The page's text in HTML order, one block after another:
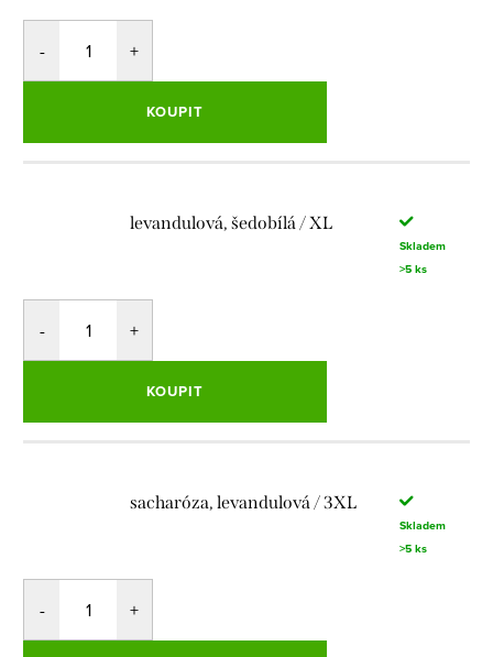
KOUPIT
levandulová, šedobílá / XL
Skladem
>5 ks
KOUPIT
sacharóza, levandulová / 3XL
Skladem
>5 ks